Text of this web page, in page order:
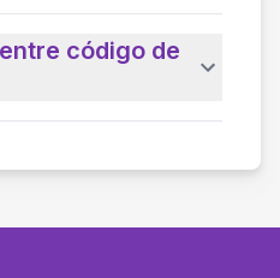
código de